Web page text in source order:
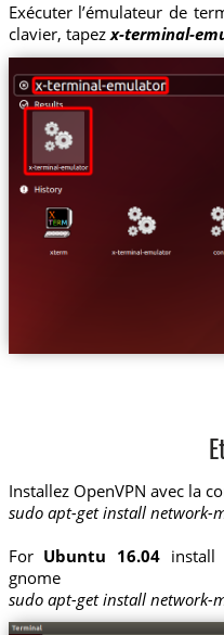
Exécuter l’émulateur de
clavier, tapezx-terminal-
Installez OpenVPN avec la
sudo apt-get install network-
For Ubuntu 16.04 install
gnome
sudo apt-get install network-